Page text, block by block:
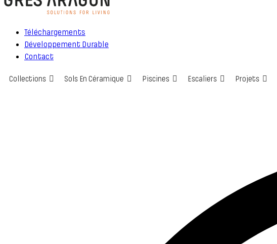
Téléchargements
Développement Durable
Contact
Collections Sols En Céramique Piscines Escaliers Projets